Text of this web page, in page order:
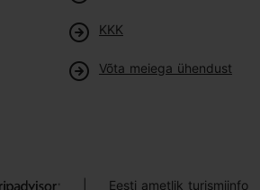
KKK
Võta meiega ühendust
Eesti ametlik turismiinfo